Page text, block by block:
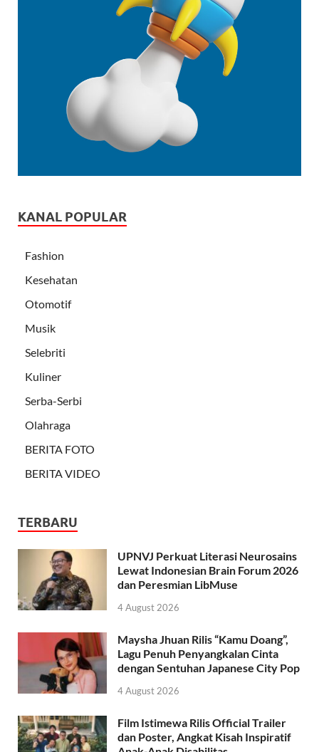
KANAL POPULAR
Fashion
Kesehatan
Otomotif
Musik
Selebriti
Kuliner
Serba-Serbi
Olahraga
BERITA FOTO
BERITA VIDEO
TERBARU
UPNVJ Perkuat Literasi Neurosains
Lewat Indonesian Brain Forum 2026
dan Peresmian LibMuse
4 August 2026
Maysha Jhuan Rilis “Kamu Doang”,
Lagu Penuh Penyangkalan Cinta
dengan Sentuhan Japanese City Pop
4 August 2026
Film Istimewa Rilis Official Trailer
dan Poster, Angkat Kisah Inspiratif